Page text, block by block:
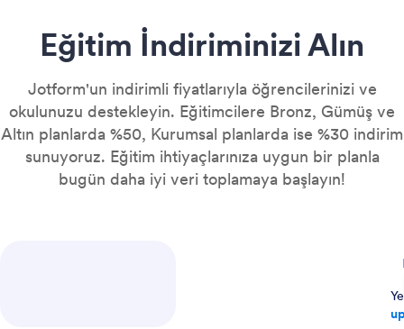
Eğitim İndiriminizi Alın
Jotform'un indirimli fiyatlarıyla öğrencilerinizi ve
okulunuzu destekleyin. Eğitimcilere Bronz, Gümüş ve
Altın planlarda %50, Kurumsal planlarda ise %30 indirim
sunuyoruz. Eğitim ihtiyaçlarınıza uygun bir planla
bugün daha iyi veri toplamaya başlayın!